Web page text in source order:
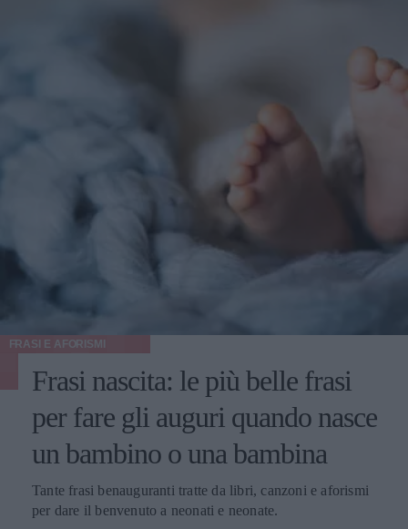
FRASI E AFORISMI
Frasi nascita: le più belle frasi
per fare gli auguri quando nasce
un bambino o una bambina
Tante frasi benauguranti tratte da libri, canzoni e aforismi
per dare il benvenuto a neonati e neonate.